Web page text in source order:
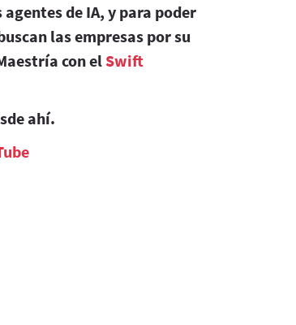
de IA, y para poder
las empresas por su
con el Swift
ahí.